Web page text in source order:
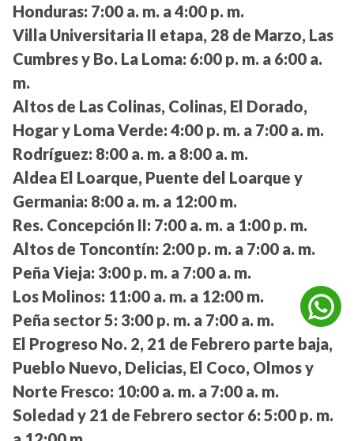
Honduras: 7:00 a. m. a 4:00 p. m.
Villa Universitaria II etapa, 28 de Marzo, Las
Cumbres y Bo. La Loma: 6:00 p. m. a 6:00 a.
m.
Altos de Las Colinas, Colinas, El Dorado,
Hogar y Loma Verde: 4:00 p. m. a 7:00 a. m.
Rodríguez: 8:00 a. m. a 8:00 a. m.
Aldea El Loarque, Puente del Loarque y
Germania: 8:00 a. m. a 12:00 m.
Res. Concepción II: 7:00 a. m. a 1:00 p. m.
Altos de Toncontín: 2:00 p. m. a 7:00 a. m.
Peña Vieja: 3:00 p. m. a 7:00 a. m.
Los Molinos: 11:00 a. m. a 12:00 m.
Peña sector 5: 3:00 p. m. a 7:00 a. m.
El Progreso No. 2, 21 de Febrero parte baja,
Pueblo Nuevo, Delicias, El Coco, Olmos y
Norte Fresco: 10:00 a. m. a 7:00 a. m.
Soledad y 21 de Febrero sector 6: 5:00 p. m.